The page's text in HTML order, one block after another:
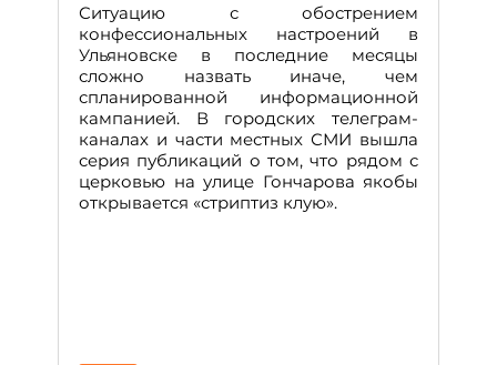
Ситуацию с обострением
конфессиональных настроений в
Ульяновске в последние месяцы
сложно назвать иначе, чем
спланированной информационной
кампанией. В городских телеграм-
каналах и части местных СМИ вышла
серия публикаций о том, что рядом с
церковью на улице Гончарова якобы
открывается «стриптиз клую».